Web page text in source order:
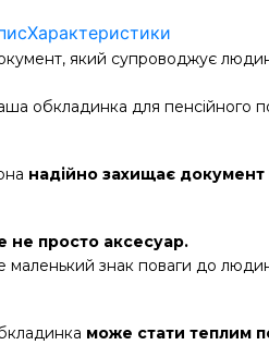
Характеристики
який супроводжує
обкладинка для пенсійного
надійно захищає документ
не просто аксесуар.
маленький знак поваги до
може стати теплим